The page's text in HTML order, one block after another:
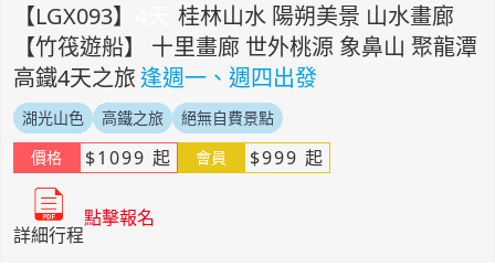
【LGX093】
桂林山水 陽朔美景 山水畫廊
【竹筏遊船】 十里畫廊 世外桃源 象鼻山 聚龍潭
高鐵4天之旅逢週一、週四出發
湖光山色 高鐵之旅
絕無自費景點
價格
$1099 起 會員 $999 起
詳細行程
點擊報名